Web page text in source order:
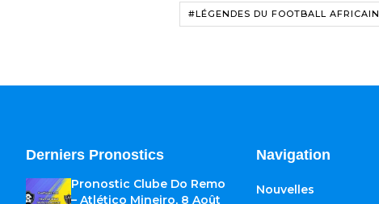
#LÉGENDES DU FOOTBALL AFRICAIN
Derniers Pronostics
Pronostic Clube Do Remo
– Atlético Mineiro, 8 Août
Navigation
Nouvelles